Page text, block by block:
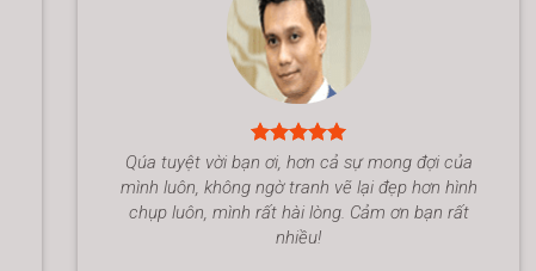
Qúa tuyệt vời bạn ơi, hơn cả sự mong đợi của
mình luôn, không ngờ tranh vẽ lại đẹp hơn hình
chụp luôn, mình rất hài lòng. Cảm ơn bạn rất
nhiều!